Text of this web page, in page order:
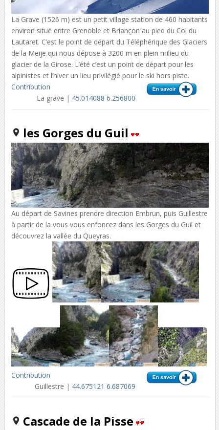
La Grave (1526 m) est un petit village station de 460 habitants
environ situé entre Grenoble et Briançon au pied du Col du
Lautaret. C’est le point de départ du Téléphérique des Glaciers
de la Meije qui nous dépose à 3200 m en plein milieu du
glacier de la Girose. L’été c’est un point de départ pour les
alpinistes et l’hiver un lieu privilégié pour le ski hors piste.
Contribution
La grave | 45.014088 6.256800
les Gorges du Guil
Au départ de Savines prendre direction Embrun, puis Guillestre
à partir de la vous vous enfoncez dans les Gorges du Guil et
découvrez la vallée du Queyras.
Contribution
Guillestre | 44.675121 6.687069
Cascade de la Pisse